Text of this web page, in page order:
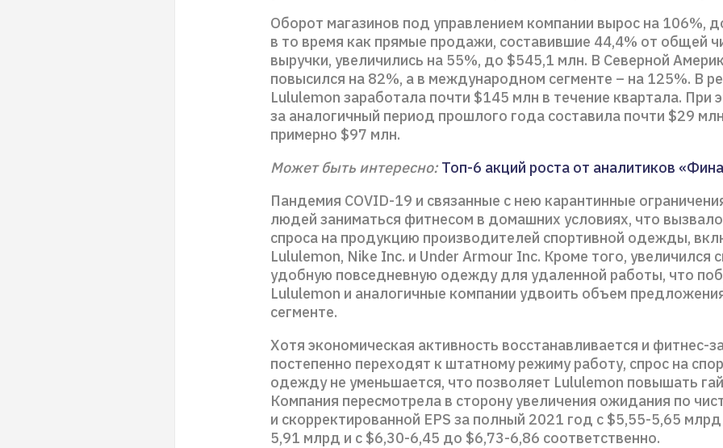
Оборот магазинов под управлением компании вырос на 106%,
в то время как прямые продажи, составившие 44,4% от общей
выручки, увеличились на 55%, до $545,1 млн. В Северной
повысился на 82%, а в международном сегменте – на 125%. В
Lululemon заработала почти $145 млн в течение квартала. При
за аналогичный период прошлого года составила почти $29
примерно $97 млн.
Может быть интересно: Топ-6 акций роста от аналитиков
Пандемия COVID-19 и связанные с нею карантинные
людей заниматься фитнесом в домашних условиях, что
спроса на продукцию производителей спортивной одежды,
Lululemon, Nike Inc. и Under Armour Inc. Кроме того, увеличился
удобную повседневную одежду для удаленной работы, что
Lululemon и аналогичные компании удвоить объем
сегменте.
Хотя экономическая активность восстанавливается и фитнес-
постепенно переходят к штатному режиму работу, спрос на
одежду не уменьшается, что позволяет Lululemon повышать
Компания пересмотрела в сторону увеличения ожидания по
и скорректированной EPS за полный 2021 год с $5,55-5,65
5,91 млрд и с $6,30-6,45 до $6,73-6,86 соответственно.